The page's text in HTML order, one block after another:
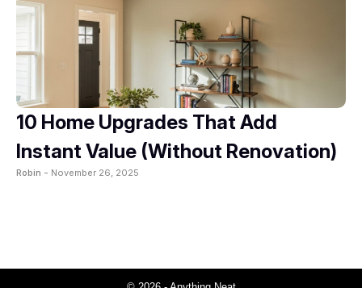
10 Home Upgrades That Add
Instant Value (Without Renovation)
Robin - November 26, 2025